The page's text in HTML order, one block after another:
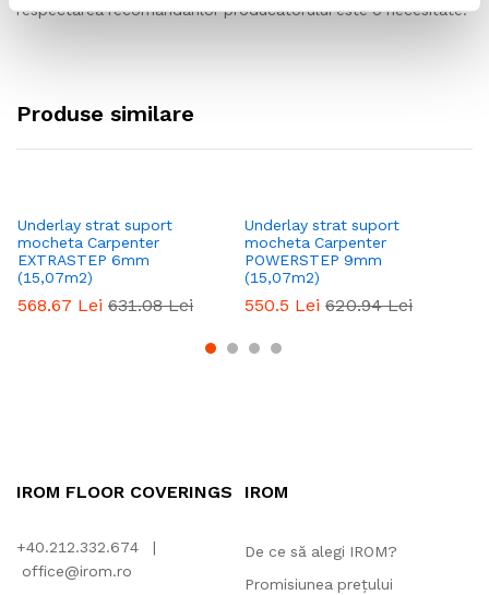
respectarea recomandarilor producatorului este o necesitate.
Produse similare
Underlay strat suport
mocheta Carpenter
EXTRASTEP 6mm
(15,07m2)
568.67 Lei 631.08 Lei
Underlay strat suport
mocheta Carpenter
POWERSTEP 9mm
(15,07m2)
550.5 Lei 620.94 Lei
IROM FLOOR COVERINGS
+40.212.332.674 |
office@irom.ro
IROM
De ce să alegi IROM?
Promisiunea prețului